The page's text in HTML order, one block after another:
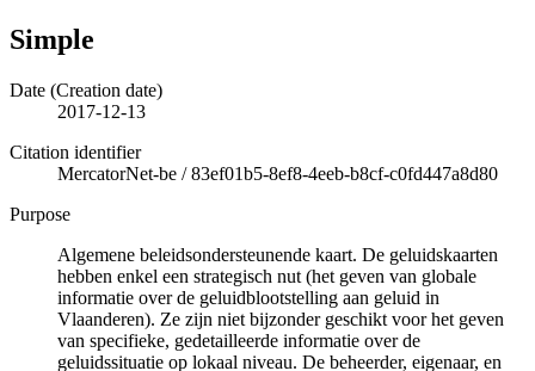
Simple
Date (Creation date)
2017-12-13
Citation identifier
MercatorNet-be /83ef01b5-8ef8-4eeb-b8cf-c0fd447a8d80
Purpose
Algemene beleidsondersteunende kaart. De geluidskaarten
hebben enkel een strategisch nut (het geven van globale
informatie over de geluidblootstelling aan geluid in
Vlaanderen). Ze zijn niet bijzonder geschikt voor het geven
van specifieke, gedetailleerde informatie over de
geluidssituatie op lokaal niveau. De beheerder, eigenaar, en